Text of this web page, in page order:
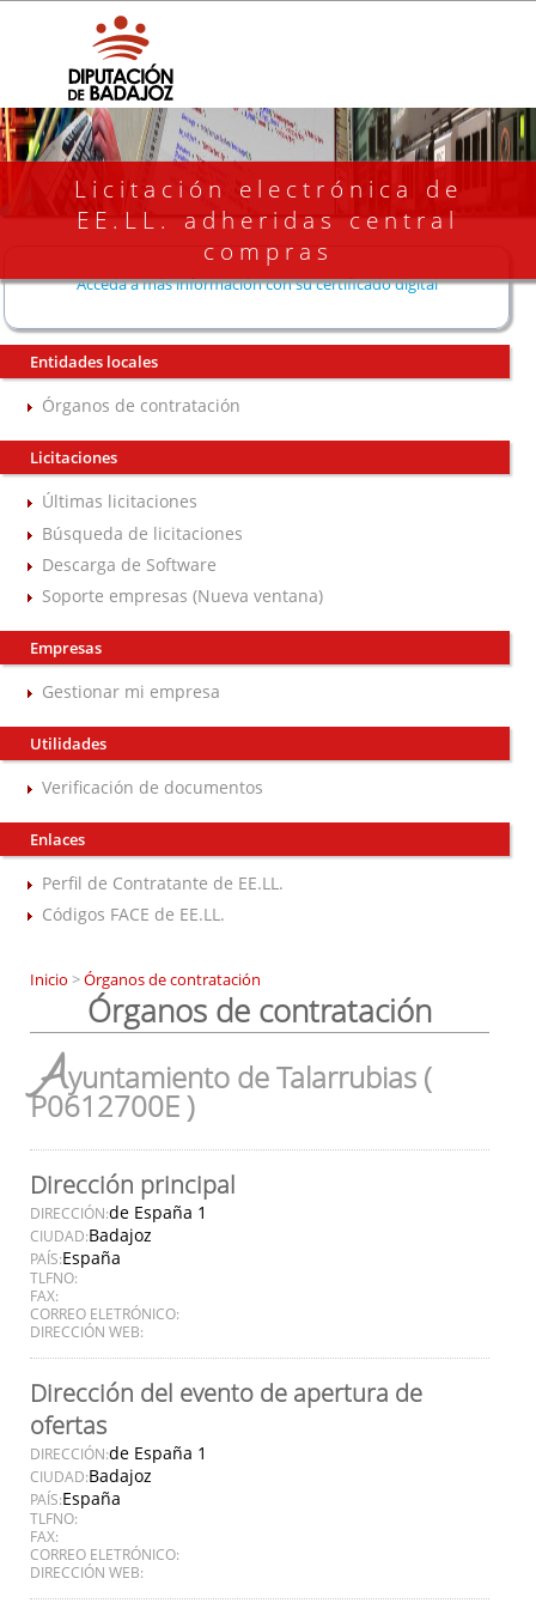
Licitación electrónica de
EE.LL. adheridas central
compras
Acceda a más información con su certificado digital
Entidades locales
Órganos de contratación
Licitaciones
Últimas licitaciones
Búsqueda de licitaciones
Descarga de Software
Soporte empresas (Nueva ventana)
Empresas
Gestionar mi empresa
Utilidades
Verificación de documentos
Enlaces
Perfil de Contratante de EE.LL.
Códigos FACE de EE.LL.
Inicio >Órganos de contratación
Órganos de contratación
Ayuntamiento de Talarrubias (
P0612700E )
Dirección principal
DIRECCIÓN:de España 1
CIUDAD:Badajoz
PAÍS:España
TLFNO:
FAX:
CORREO ELETRÓNICO:
DIRECCIÓN WEB:
Dirección del evento de apertura de
ofertas
DIRECCIÓN:de España 1
CIUDAD:Badajoz
PAÍS:España
TLFNO:
FAX:
CORREO ELETRÓNICO:
DIRECCIÓN WEB: